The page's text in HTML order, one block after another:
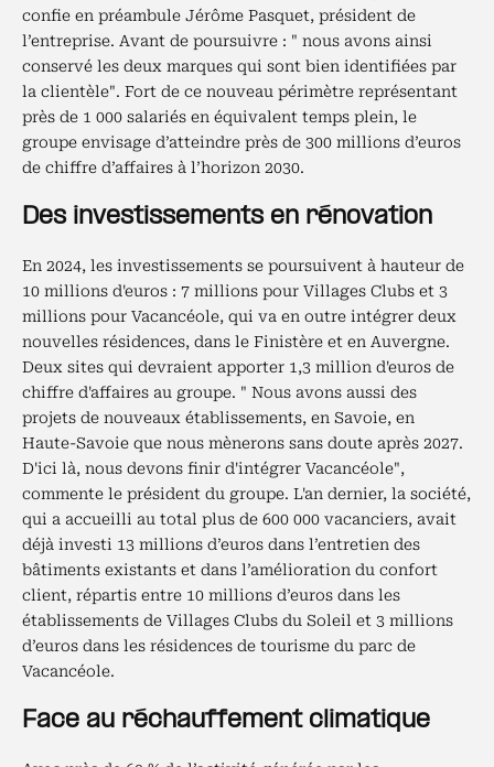
confie en préambule Jérôme Pasquet, président de
l’entreprise. Avant de poursuivre : " nous avons ainsi
conservé les deux marques qui sont bien identifiées par
la clientèle". Fort de ce nouveau périmètre représentant
près de 1 000 salariés en équivalent temps plein, le
groupe envisage d’atteindre près de 300 millions d’euros
de chiffre d’affaires à l’horizon 2030.
Des investissements en rénovation
En 2024, les investissements se poursuivent à hauteur de
10 millions d'euros : 7 millions pour Villages Clubs et 3
millions pour Vacancéole, qui va en outre intégrer deux
nouvelles résidences, dans le Finistère et en Auvergne.
Deux sites qui devraient apporter 1,3 million d'euros de
chiffre d'affaires au groupe. " Nous avons aussi des
projets de nouveaux établissements, en Savoie, en
Haute-Savoie que nous mènerons sans doute après 2027.
D'ici là, nous devons finir d'intégrer Vacancéole",
commente le président du groupe. L'an dernier, la société,
qui a accueilli au total plus de 600 000 vacanciers, avait
déjà investi 13 millions d’euros dans l’entretien des
bâtiments existants et dans l’amélioration du confort
client, répartis entre 10 millions d’euros dans les
établissements de Villages Clubs du Soleil et 3 millions
d’euros dans les résidences de tourisme du parc de
Vacancéole.
Face au réchauffement climatique